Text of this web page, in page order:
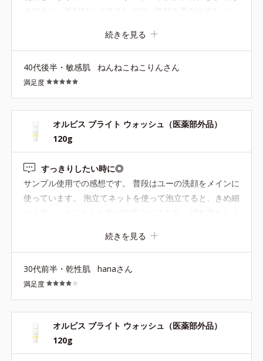
※ベースメイク、ポイントメイクを落とす場合は、クレンジング
料をご使用ください。
*10 皮脂汚れや不要な角質
●無油分、無香料、無着色 ●グリチルリチン酸ジカリウム＝肌荒れ防
●くすみ吸着成分*3＝くすみの原因となる皮脂汚れや古い角質を吸
着し取り除く成分
●カンゾウ葉エキス＝うるおいを保ち肌をすこやかに整える保湿成分
*1 ヒアルロン酸ナトリウム（２） *2 ソルビトール発酵多糖液 *3
のですが、洗顔料は大丈夫なので、気持ち美白出来たらい
続きを見る
40代後半・敏感肌 ねんねこねこりんさん
満足度
オルビス ブライト ウォッシュ（医薬部外品）
120g
すっきりしたい時に◎
サンプル使用での感想です。 普段はユーの洗顔をメインに
使っています。 泡立てネットを使って泡立てると、きめ細
までに時間があると乾燥肌の私では少しつっぱる感じがあ
るので、夏にすっきりしたい時はユーではなくこちらを使
ってみてもいいかな。と思いました。
続きを見る
30代前半・乾性肌 hanaさん
満足度
オルビス ブライト ウォッシュ（医薬部外品）
120g